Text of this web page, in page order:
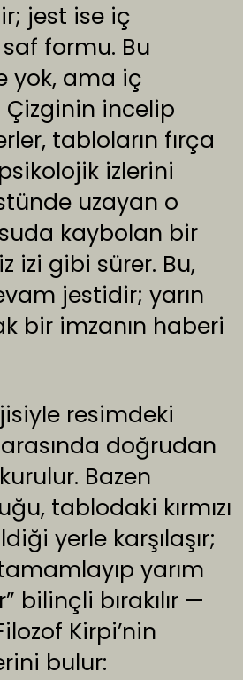
jest ise iç
formu. Bu
yok, ama iç
incelip
tabloların fırça
izlerini
uzayan o
kaybolan bir
izi gibi sürer. Bu,
jestidir; yarın
bir imzanın haberi
resimdeki
doğrudan
Bazen
tablodaki kırmızı
yerle karşılaşır;
yarım
bilinçli bırakılır —
Kirpi’nin
bulur: